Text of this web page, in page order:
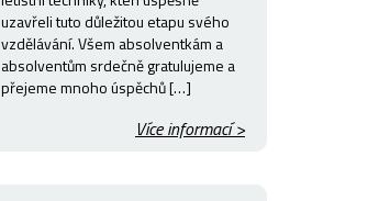
uzavřeli tuto důležitou etapu svého
vzdělávání. Všem absolventkám a
absolventům srdečně gratulujeme a
přejeme mnoho úspěchů […]
Více informací >